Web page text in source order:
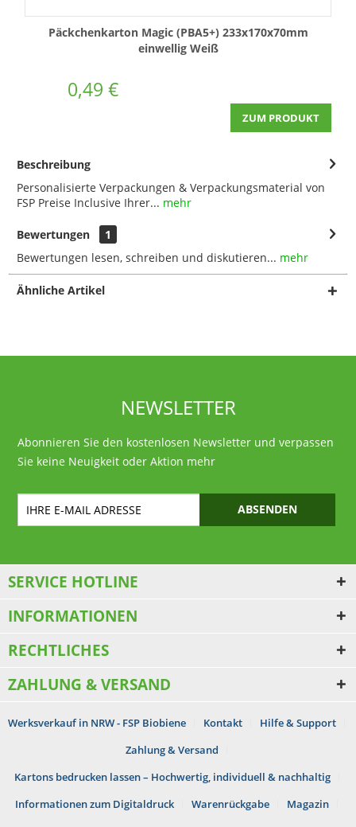
Päckchenkarton Magic (PBA5+) 233x170x70mm
einwellig Weiß
0,49 €
ZUM PRODUKT
Beschreibung
Personalisierte Verpackungen & Verpackungsmaterial von
FSP Preise Inclusive Ihrer... mehr
Bewertungen
1
Bewertungen lesen, schreiben und diskutieren... mehr
Ähnliche Artikel
NEWSLETTER
Abonnieren Sie den kostenlosen Newsletter und verpassen
Sie keine Neuigkeit oder Aktion mehr
ABSENDEN
SERVICE HOTLINE
INFORMATIONEN
RECHTLICHES
ZAHLUNG & VERSAND
Werksverkauf in NRW - FSP Biobiene Kontakt
Hilfe & Support
Zahlung & Versand
Kartons bedrucken lassen – Hochwertig, individuell & nachhaltig
Informationen zum Digitaldruck
Warenrückgabe
Magazin